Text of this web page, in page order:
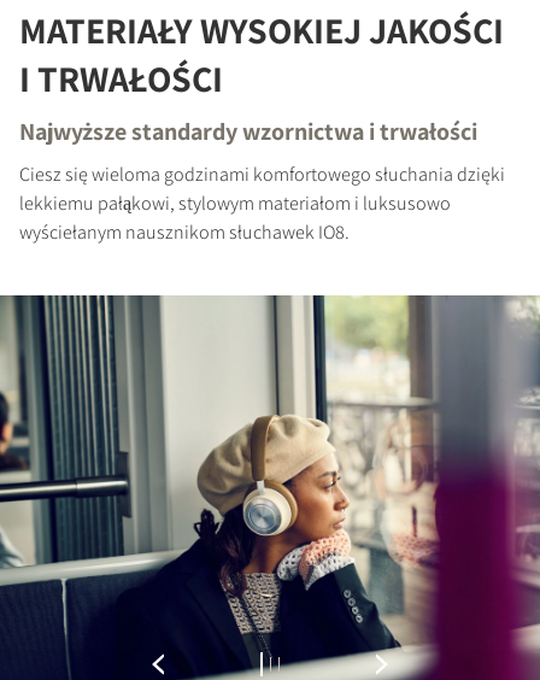
MATERIAŁY WYSOKIEJ JAKOŚCI
I TRWAŁOŚCI
Najwyższe standardy wzornictwa i trwałości
Ciesz się wieloma godzinami komfortowego słuchania dzięki
lekkiemu pałąkowi, stylowym materiałom i luksusowo
wyściełanym nausznikom słuchawek IO8.
witrynie.